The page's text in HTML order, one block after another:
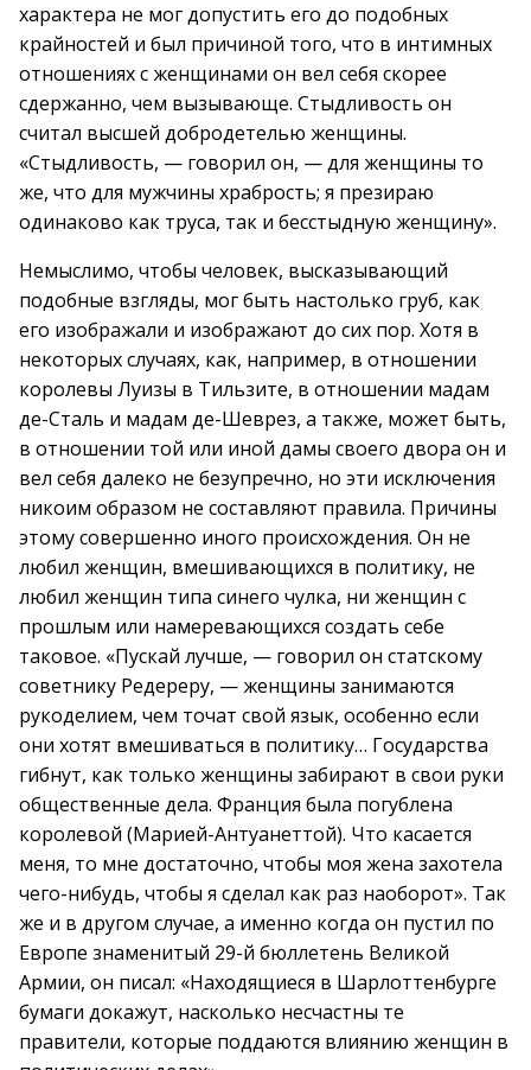
характера не мог допустить его до подобных
крайностей и был причиной того, что в интимных
отношениях с женщинами он вел себя скорее
сдержанно, чем вызывающе. Стыдливость он
считал высшей добродетелью женщины.
«Стыдливость, — говорил он, — для женщины то
же, что для мужчины храбрость; я презираю
одинаково как труса, так и бесстыдную женщину».
Немыслимо, чтобы человек, высказывающий
подобные взгляды, мог быть настолько груб, как
его изображали и изображают до сих пор. Хотя в
некоторых случаях, как, например, в отношении
королевы Луизы в Тильзите, в отношении мадам
де-Сталь и мадам де-Шеврез, а также, может быть,
в отношении той или иной дамы своего двора он и
вел себя далеко не безупречно, но эти исключения
никоим образом не составляют правила. Причины
этому совершенно иного происхождения. Он не
любил женщин, вмешивающихся в политику, не
любил женщин типа синего чулка, ни женщин с
прошлым или намеревающихся создать себе
таковое. «Пускай лучше, — говорил он статскому
советнику Редереру, — женщины занимаются
рукоделием, чем точат свой язык, особенно если
они хотят вмешиваться в политику… Государства
гибнут, как только женщины забирают в свои руки
общественные дела. Франция была погублена
королевой (Марией-Антуанеттой). Что касается
меня, то мне достаточно, чтобы моя жена захотела
чего-нибудь, чтобы я сделал как раз наоборот». Так
же и в другом случае, а именно когда он пустил по
Европе знаменитый 29-й бюллетень Великой
Армии, он писал: «Находящиеся в Шарлоттенбурге
бумаги докажут, насколько несчастны те
правители, которые поддаются влиянию женщин в